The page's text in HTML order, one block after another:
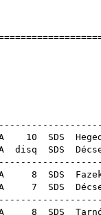
10 SDS
disq SDS
8 SDS
7 SDS
8 SDS